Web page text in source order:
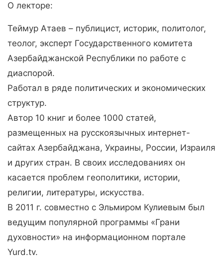
О лекторе:
Теймур Атаев – публицист, историк, политолог,
теолог, эксперт Государственного комитета
Азербайджанской Республики по работе с
диаспорой.
Работал в ряде политических и экономических
структур.
Автор 10 книг и более 1000 статей,
размещенных на русскоязычных интернет-
сайтах Азербайджана, Украины, России, Израиля
и других стран. В своих исследованиях он
касается проблем геополитики, истории,
религии, литературы, искусства.
В 2011 г. совместно с Эльмиром Кулиевым был
ведущим популярной программы «Грани
духовности» на информационном портале
Yurd.tv.